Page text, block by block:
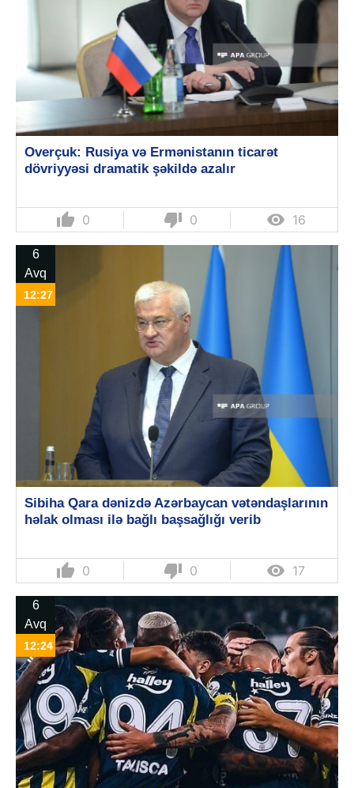
Overçuk: Rusiya və Ermənistanın ticarət
dövriyyəsi dramatik şəkildə azalır
thumb_up 0 thumb_down 0  16
6
Avq
12:27
Sibiha Qara dənizdə Azərbaycan vətəndaşlarının
həlak olması ilə bağlı başsağlığı verib
thumb_up 0 thumb_down 0  17
6
Avq
12:24